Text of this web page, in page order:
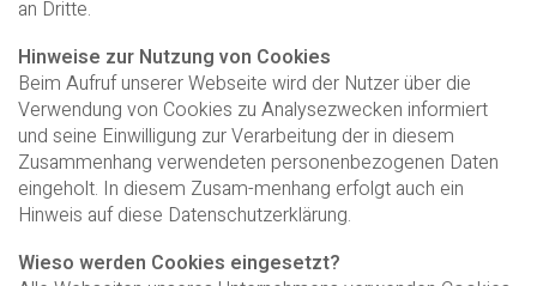
an Dritte.
Hinweise zur Nutzung von Cookies
Beim Aufruf unserer Webseite wird der Nutzer über die
Verwendung von Cookies zu Analysezwecken informiert
und seine Einwilligung zur Verarbeitung der in diesem
Zusammenhang verwendeten personenbezogenen Daten
eingeholt. In diesem Zusam-menhang erfolgt auch ein
Hinweis auf diese Datenschutzerklärung.
Wieso werden Cookies eingesetzt?